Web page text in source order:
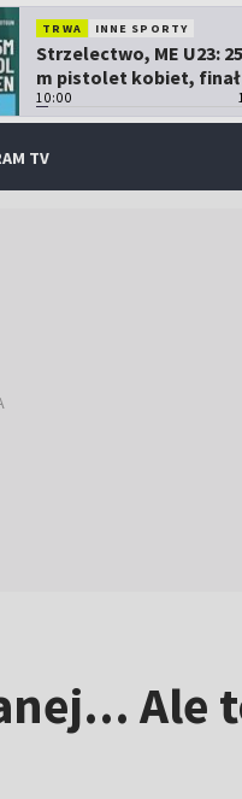
TRWA INNE SPORTY
Strzelectwo, ME U23:
m pistolet kobiet, finał
10:00
TV
Ale